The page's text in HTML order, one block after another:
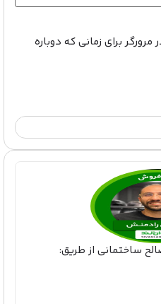
برای زمانی که دوباره
ساختمانی از طریق: